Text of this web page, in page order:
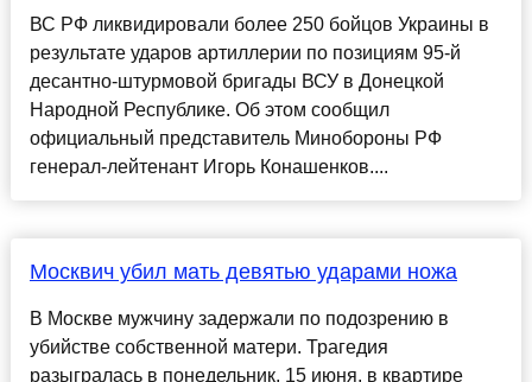
ВС РФ ликвидировали более 250 бойцов Украины в
результате ударов артиллерии по позициям 95-й
десантно-штурмовой бригады ВСУ в Донецкой
Народной Республике. Об этом сообщил
официальный представитель Минобороны РФ
генерал-лейтенант Игорь Конашенков....
Москвич убил мать девятью ударами ножа
В Москве мужчину задержали по подозрению в
убийстве собственной матери. Трагедия
разыгралась в понедельник, 15 июня, в квартире